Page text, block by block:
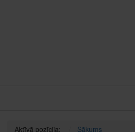
Aktīvā pozīcija:
Sākums